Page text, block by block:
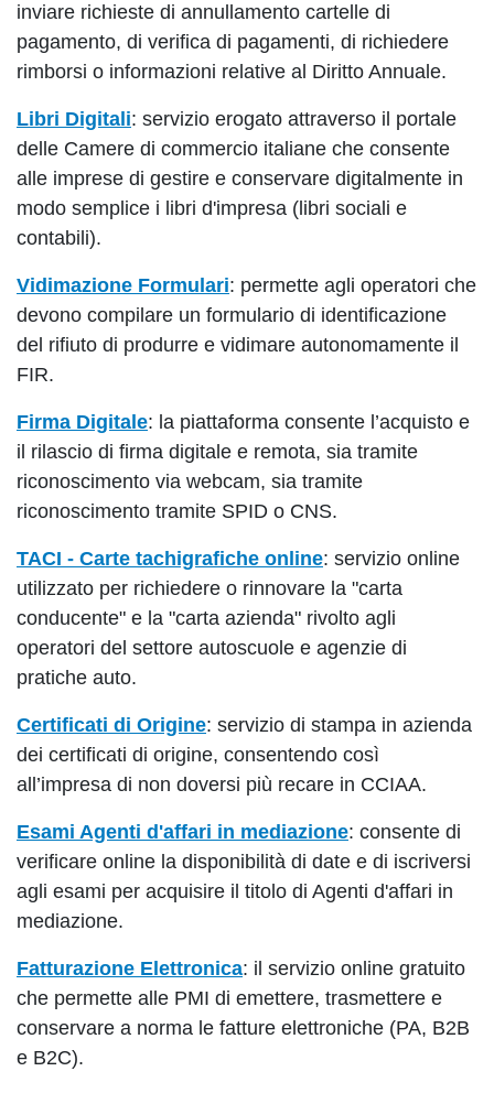
inviare richieste di annullamento cartelle di
pagamento, di verifica di pagamenti, di richiedere
rimborsi o informazioni relative al Diritto Annuale.
Libri Digitali: servizio erogato attraverso il portale
delle Camere di commercio italiane che consente
alle imprese di gestire e conservare digitalmente in
modo semplice i libri d'impresa (libri sociali e
contabili).
Vidimazione Formulari: permette agli operatori che
devono compilare un formulario di identificazione
del rifiuto di produrre e vidimare autonomamente il
FIR.
Firma Digitale: la piattaforma consente l’acquisto e
il rilascio di firma digitale e remota, sia tramite
riconoscimento via webcam, sia tramite
riconoscimento tramite SPID o CNS.
TACI - Carte tachigrafiche online: servizio online
utilizzato per richiedere o rinnovare la "carta
conducente" e la "carta azienda" rivolto agli
operatori del settore autoscuole e agenzie di
pratiche auto.
Certificati di Origine: servizio di stampa in azienda
dei certificati di origine, consentendo così
all’impresa di non doversi più recare in CCIAA.
Esami Agenti d'affari in mediazione: consente di
verificare online la disponibilità di date e di iscriversi
agli esami per acquisire il titolo di Agenti d'affari in
mediazione.
Fatturazione Elettronica: il servizio online gratuito
che permette alle PMI di emettere, trasmettere e
conservare a norma le fatture elettroniche (PA, B2B
e B2C).